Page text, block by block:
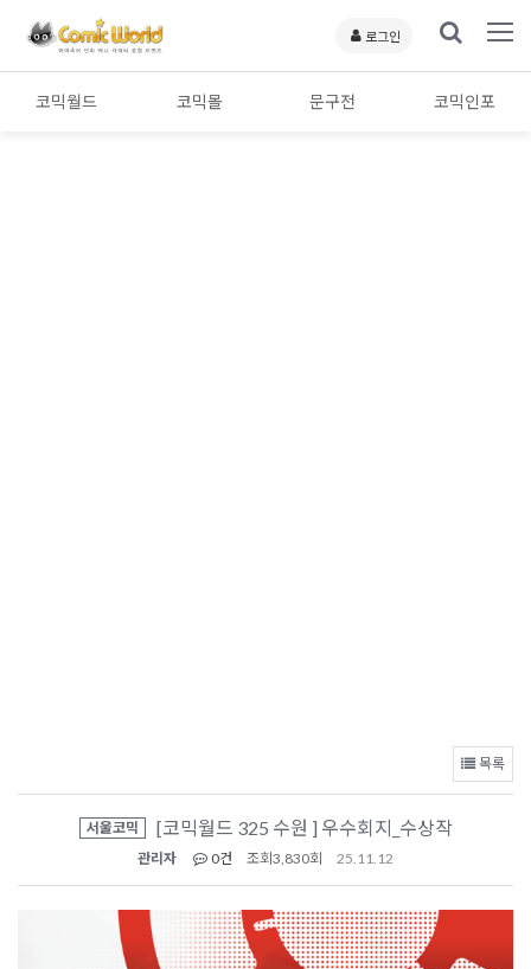
로그인
코믹월드 코믹몰 문구전 코믹인포
목록
서울코믹 [코믹월드 325 수원 ] 우수회지_수상작
관리자 0건 조회 3,830회 25.11.12